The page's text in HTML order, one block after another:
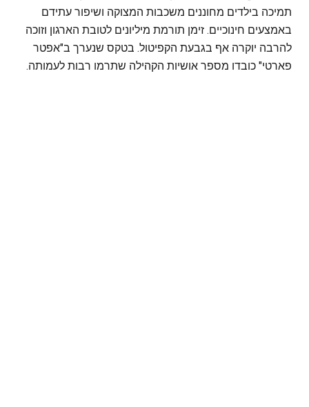
תמיכה בילדים מחוננים משכבות המצוקה ושיפור עתידם
באמצעים חינוכיים. זימן תורמת מיליונים לטובת הארגון וזוכה
להרבה יוקרה אף בגבעת הקפיטול. בטקס שנערך ב"אפטר
פארטי" כובדו מספר אושיות הקהילה שתרמו רבות לעמותה.